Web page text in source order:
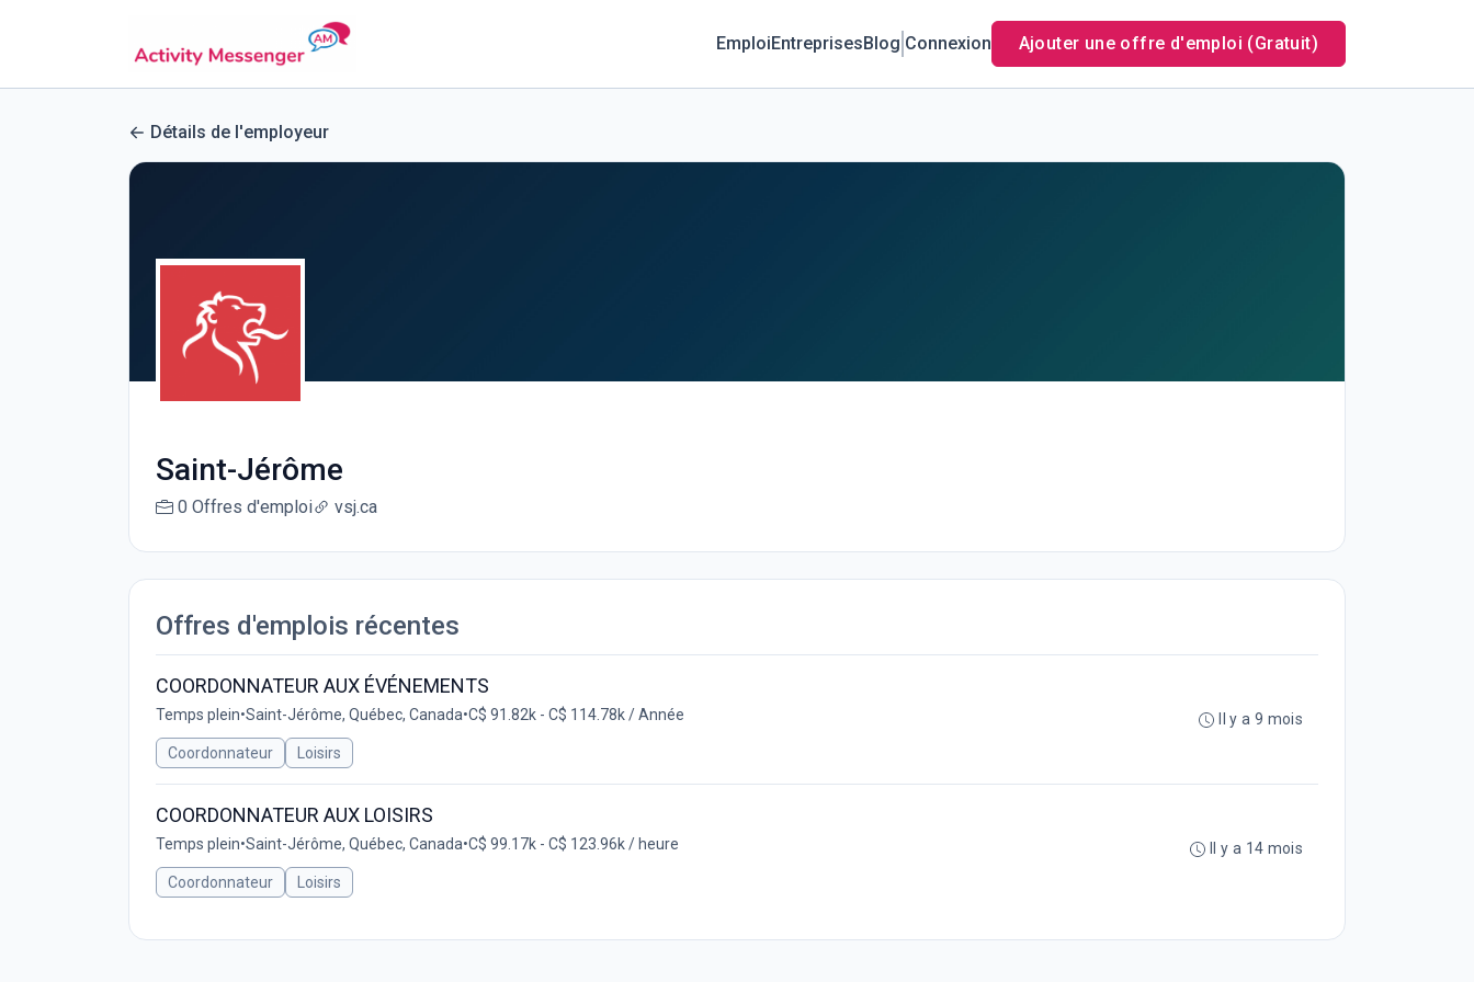
EmploiEntreprisesBlog Connexion Ajouter une offre d'emploi (Gratuit)
Détails de l'employeur
Saint-Jérôme
0 Offres d'emploi vsj.ca
Offres d'emplois récentes
COORDONNATEUR AUX ÉVÉNEMENTS
Temps plein•Saint-Jérôme, Québec, Canada•C$ 91.82k - C$ 114.78k / Année
Coordonnateur Loisirs
Il y a 9 mois
COORDONNATEUR AUX LOISIRS
Temps plein•Saint-Jérôme, Québec, Canada•C$ 99.17k - C$ 123.96k / heure
Coordonnateur Loisirs
Il y a 14 mois